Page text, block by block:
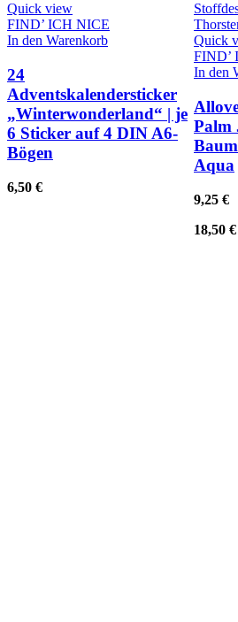
Quick view
FIND’ ICH NICE
In den Warenkorb
24
Adventskalendersticker
„Winterwonderland“ | je
6 Sticker auf 4 DIN A6-
Bögen
6,50 €
Quick
FIND’
In den
Palm
Aqua
9,25 €
18,50 €